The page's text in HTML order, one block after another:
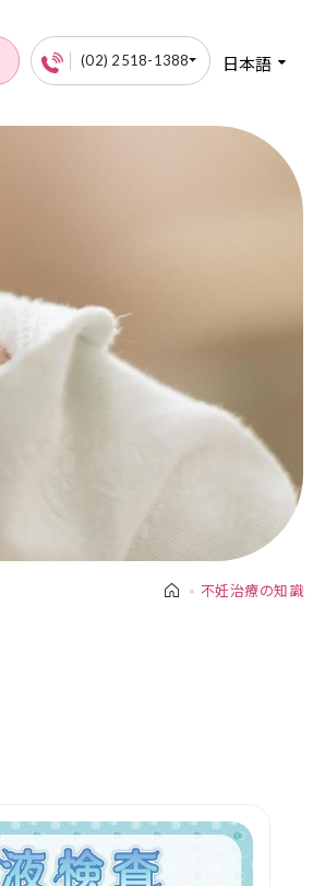
(02) 2518-1388 日本語
不妊治療の知識